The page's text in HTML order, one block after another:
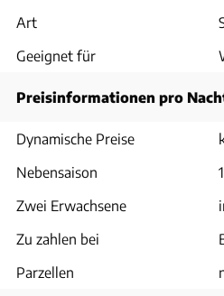
Art
Geeignet für
Preisinformationen pro
Dynamische Preise
Nebensaison
Zwei Erwachsene
Zu zahlen bei
Parzellen